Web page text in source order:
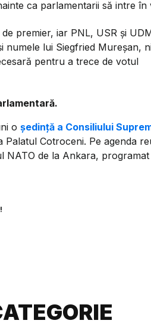
ca parlamentarii să intre în
premier, iar PNL, USR și
numele lui Siegfried Mureșan,
pentru a trece de votul
o ședință a Consiliului
Cotroceni. Pe agenda
NATO de la Ankara,